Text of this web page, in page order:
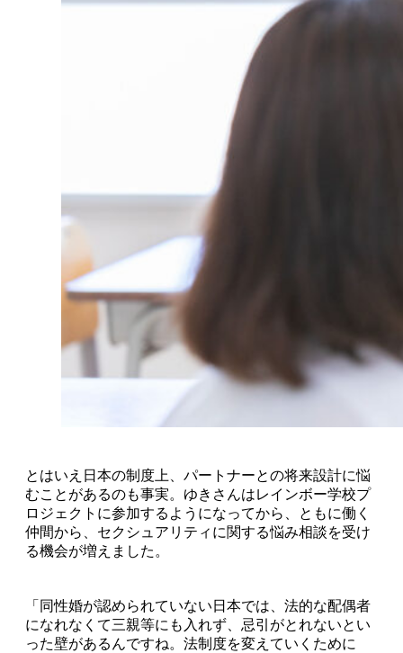
とはいえ日本の制度上、パートナーとの将来設計に悩
むことがあるのも事実。ゆきさんはレインボー学校プ
ロジェクトに参加するようになってから、ともに働く
仲間から、セクシュアリティに関する悩み相談を受け
る機会が増えました。
「同性婚が認められていない日本では、法的な配偶者
になれなくて三親等にも入れず、忌引がとれないとい
った壁があるんですね。法制度を変えていくために